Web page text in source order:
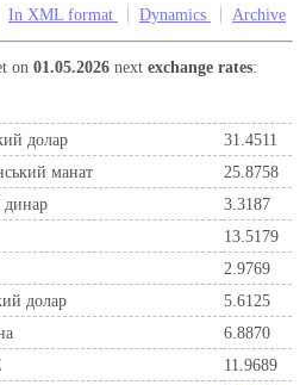
In XML format Dynamics Archive
on01.05.2026 nextexchange rates:
долар
31.4511
манат
25.8758
3.3187
13.5179
2.9769
долар
5.6125
6.8870
11.9689